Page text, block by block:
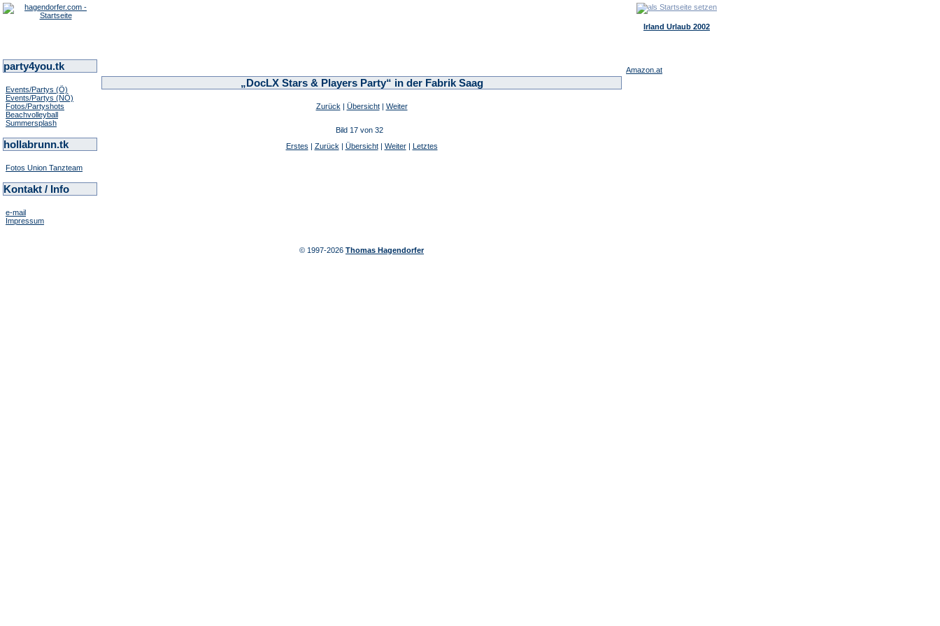
Irland Urlaub 2002
party4you.tk
Events/Partys (Ö)
Events/Partys (NÖ)
Fotos/Partyshots
Beachvolleyball
Summersplash
hollabrunn.tk
Fotos Union Tanzteam
Kontakt / Info
e-mail
Impressum
„DocLX Stars & Players Party“ in der Fabrik Saag
Zurück | Übersicht| Weiter
Bild 17 von 32
Erstes | Zurück | Übersicht| Weiter| Letztes
Amazon.at
© 1997-2026 Thomas Hagendorfer